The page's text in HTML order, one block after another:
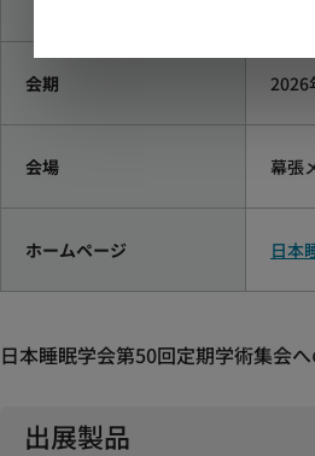
会期 2026
会場 幕張
ホームページ 日本
日本睡眠学会第50回定期学術集会
出展製品